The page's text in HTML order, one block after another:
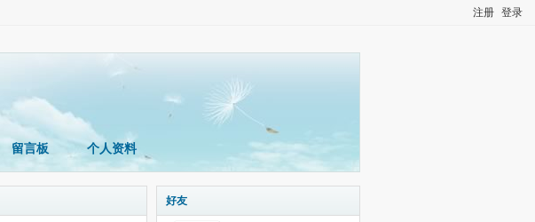
注册 登录
留言板 个人资料
好友